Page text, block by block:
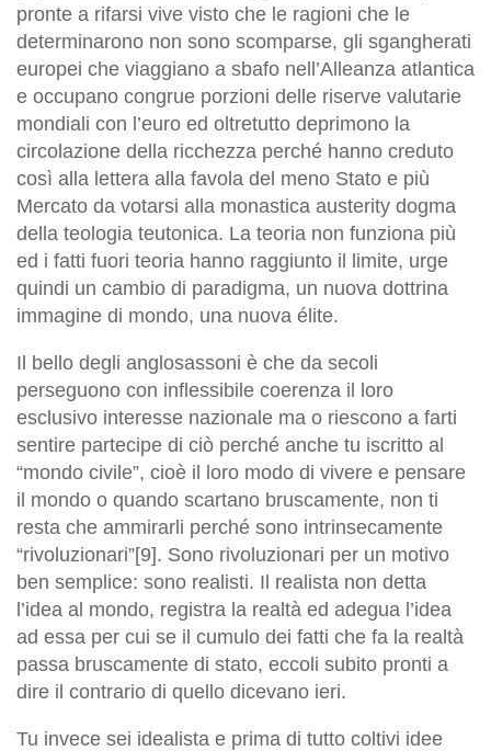
pronte a rifarsi vive visto che le ragioni che le
determinarono non sono scomparse, gli sgangherati
europei che viaggiano a sbafo nell’Alleanza atlantica
e occupano congrue porzioni delle riserve valutarie
mondiali con l’euro ed oltretutto deprimono la
circolazione della ricchezza perché hanno creduto
così alla lettera alla favola del meno Stato e più
Mercato da votarsi alla monastica austerity dogma
della teologia teutonica. La teoria non funziona più
ed i fatti fuori teoria hanno raggiunto il limite, urge
quindi un cambio di paradigma, un nuova dottrina
immagine di mondo, una nuova élite.
Il bello degli anglosassoni è che da secoli
perseguono con inflessibile coerenza il loro
esclusivo interesse nazionale ma o riescono a farti
sentire partecipe di ciò perché anche tu iscritto al
“mondo civile”, cioè il loro modo di vivere e pensare
il mondo o quando scartano bruscamente, non ti
resta che ammirarli perché sono intrinsecamente
“rivoluzionari”[9]. Sono rivoluzionari per un motivo
ben semplice: sono realisti. Il realista non detta
l’idea al mondo, registra la realtà ed adegua l’idea
ad essa per cui se il cumulo dei fatti che fa la realtà
passa bruscamente di stato, eccoli subito pronti a
dire il contrario di quello dicevano ieri.
Tu invece sei idealista e prima di tutto coltivi idee